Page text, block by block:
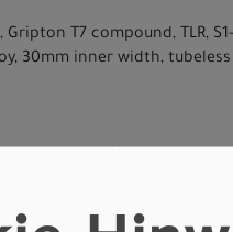
T7 compound, TLR,
30mm inner width, tubeless
upsweep, 8-degree
133mm Length, Black